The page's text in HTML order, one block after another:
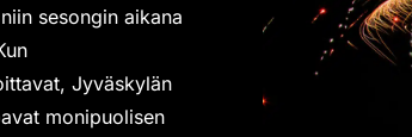
sesongin aikana
Jyväskylän
monipuolisen